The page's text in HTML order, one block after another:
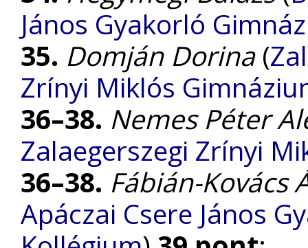
János Gyakorló
35. Domján Dorina(
Zrínyi Miklós
36–38. Nemes Péter
Zalaegerszegi Zrínyi
36–38. Fábián-Kovács
Apáczai Csere János